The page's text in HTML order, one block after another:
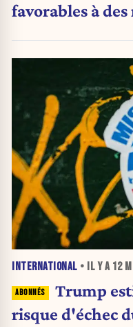
favorables à
INTERNATIONAL • IL Y A 12
Trump
risque d'échec